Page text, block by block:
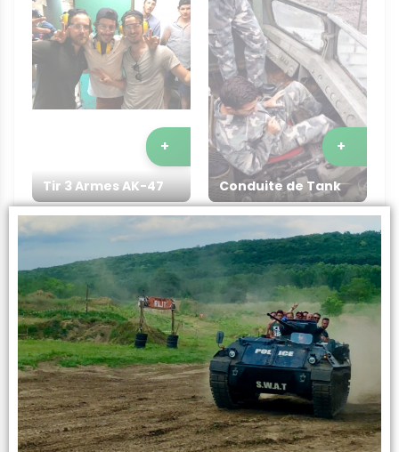
Tir 3 Armes AK-47
+
Conduite de Tank
+
Tournée des Bars
+
Show de Striptease
à Domicile
+